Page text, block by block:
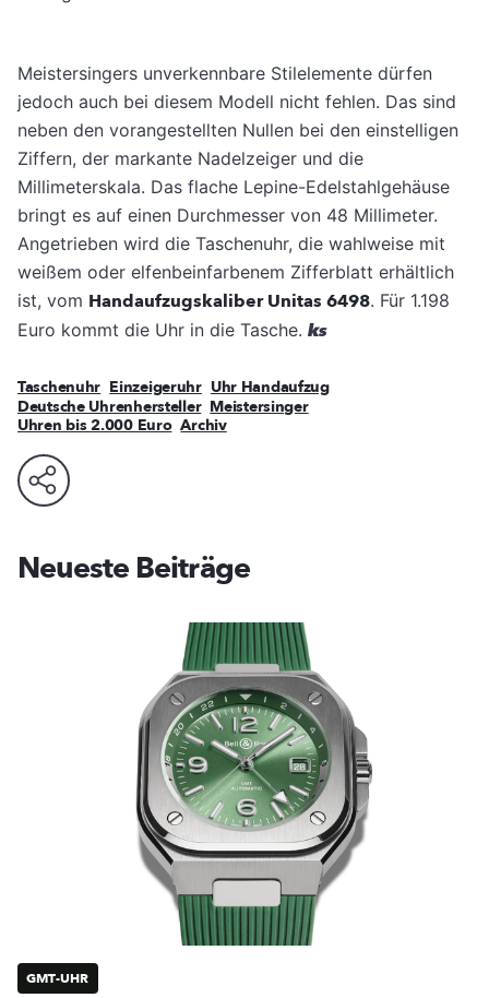
Meistersingers unverkennbare Stilelemente dürfen
jedoch auch bei diesem Modell nicht fehlen. Das sind
neben den vorangestellten Nullen bei den einstelligen
Ziffern, der markante Nadelzeiger und die
Millimeterskala. Das flache Lepine-Edelstahlgehäuse
bringt es auf einen Durchmesser von 48 Millimeter.
Angetrieben wird die Taschenuhr, die wahlweise mit
weißem oder elfenbeinfarbenem Zifferblatt erhältlich
ist, vom Handaufzugskaliber Unitas 6498. Für 1.198
Euro kommt die Uhr in die Tasche. ks
Taschenuhr Einzeigeruhr Uhr Handaufzug
Deutsche Uhrenhersteller Meistersinger
Uhren bis 2.000 Euro Archiv
Neueste Beiträge
GMT-UHR